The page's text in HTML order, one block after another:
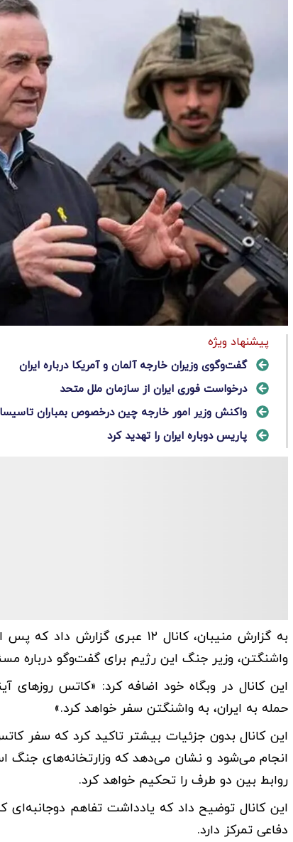
پیشنهاد ویژه
گفت‌وگوی وزیران خارجه آلمان و آمریکا درباره ایران
درخواست فوری ایران از سازمان ملل متحد
واکنش وزیر امور خارجه چین درخصوص بمباران
پاریس دوباره ایران را تهدید کرد
به گزارش منیبان، کانال ۱۲
واشنگتن، وزیر جنگ این رژیم برای گفت‌وگو درباره
این کانال در وبگاه خود اضافه کرد: «کاتس روزهای
حمله به ایران، به واشنگتن سفر خواهد کرد.»
این کانال بدون جزئیات بیشتر تاکید کرد که سفر
انجام می‌شود و نشان می‌دهد که وزارتخانه‌های جنگ
روابط بین دو طرف را تحکیم خواهد کرد.
این کانال توضیح داد که یادداشت تفاهم
دفاعی تمرکز دارد.